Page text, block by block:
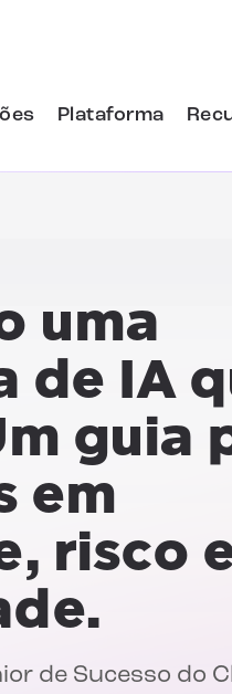
Plataforma
uma
de IA
guia
em
risco
de Sucesso do